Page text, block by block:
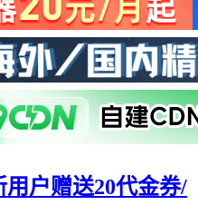
户赠送20代金券/